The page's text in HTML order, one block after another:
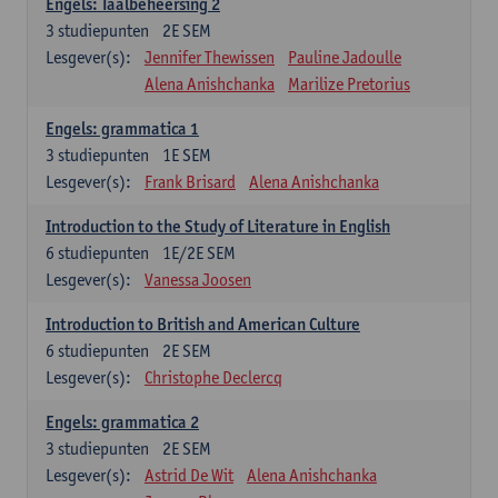
2E SEM
3 studiepunten
Lesgever(s):
Jennifer Thewissen
Pauline Jadoulle
Alena Anishchanka
Marilize Pretorius
Engels: grammatica 1
1E SEM
3 studiepunten
Lesgever(s):
Frank Brisard Alena Anishchanka
Introduction to the Study of Literature in English
1E/2E SEM
6 studiepunten
Lesgever(s):
Vanessa Joosen
Introduction to British and American Culture
2E SEM
6 studiepunten
Lesgever(s):
Christophe Declercq
Engels: grammatica 2
2E SEM
3 studiepunten
Lesgever(s):
Astrid De Wit
Alena Anishchanka